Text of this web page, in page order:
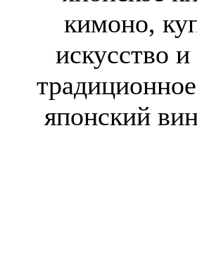
кимоно,
искусство
японский